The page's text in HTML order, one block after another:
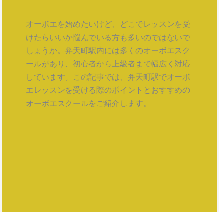
オーボエを始めたいけど、どこでレッスンを受
けたらいいか悩んでいる方も多いのではないで
しょうか。弁天町駅内には多くのオーボエスク
ールがあり、初心者から上級者まで幅広く対応
しています。この記事では、弁天町駅でオーボ
エレッスンを受ける際のポイントとおすすめの
オーボエスクールをご紹介します。